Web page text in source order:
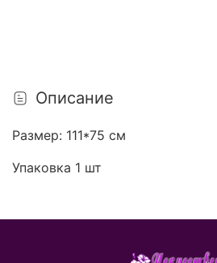
Описание
Размер: 111*75 см
Упаковка 1 шт